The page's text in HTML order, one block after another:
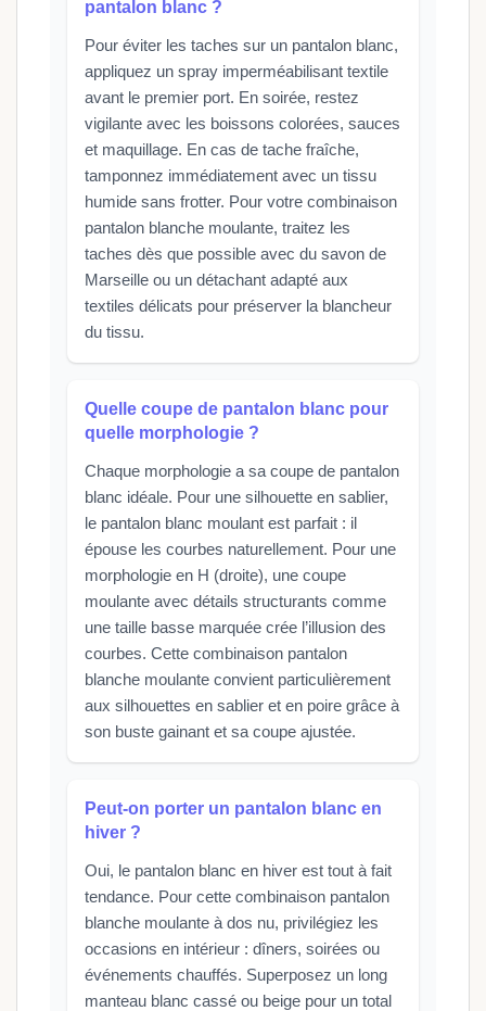
pantalon blanc ?
Pour éviter les taches sur un pantalon blanc,
appliquez un spray imperméabilisant textile
avant le premier port. En soirée, restez
vigilante avec les boissons colorées, sauces
et maquillage. En cas de tache fraîche,
tamponnez immédiatement avec un tissu
humide sans frotter. Pour votre combinaison
pantalon blanche moulante, traitez les
taches dès que possible avec du savon de
Marseille ou un détachant adapté aux
textiles délicats pour préserver la blancheur
du tissu.
Quelle coupe de pantalon blanc pour
quelle morphologie ?
Chaque morphologie a sa coupe de pantalon
blanc idéale. Pour une silhouette en sablier,
le pantalon blanc moulant est parfait : il
épouse les courbes naturellement. Pour une
morphologie en H (droite), une coupe
moulante avec détails structurants comme
une taille basse marquée crée l’illusion des
courbes. Cette combinaison pantalon
blanche moulante convient particulièrement
aux silhouettes en sablier et en poire grâce à
son buste gainant et sa coupe ajustée.
Peut-on porter un pantalon blanc en
hiver ?
Oui, le pantalon blanc en hiver est tout à fait
tendance. Pour cette combinaison pantalon
blanche moulante à dos nu, privilégiez les
occasions en intérieur : dîners, soirées ou
événements chauffés. Superposez un long
manteau blanc cassé ou beige pour un total